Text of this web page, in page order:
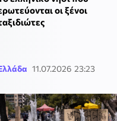
οι ξένοι
11.07.2026 23:23